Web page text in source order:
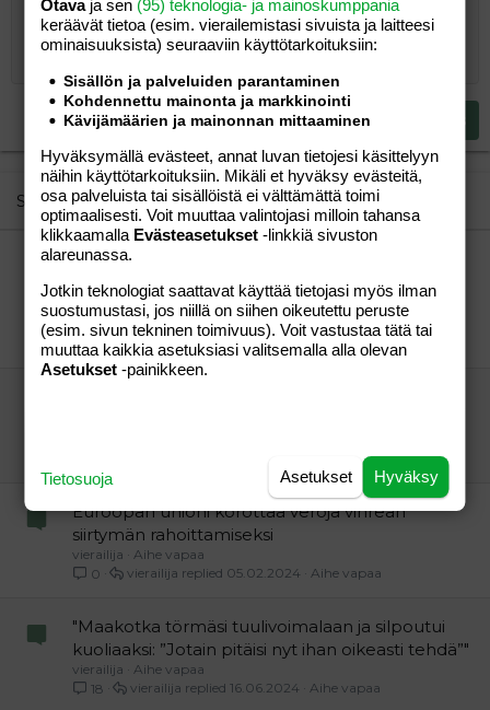
Suurenna sisennystä
Pienennä sisennystä
10
15
18
22
26
Book Antiqua
Georgia
Tahoma
Times New Roman
Trebuchet MS
Verdana
Keskitä
Tasaa oikealle
Justify text
Heading 1
Heading 2
Heading 3
Poista luonnos
Lähetä vastaus
Similar threads
"HS Siuntiossa|Brittiyhtiö suunnittelee
aurinkopaneelikenttää valtakunnallisesti
arvokkaalle maisema-alueelle."
vierailija Aihe vapaa
0
Aihe vapaa
01.02.2025
vierailija
Aihe vapaa
Euroopan unioni korottaa veroja vihreän
siirtymän rahoittamiseksi
vierailija
Aihe vapaa
0
Aihe vapaa
05.02.2024
vierailija
"Maakotka törmäsi tuulivoimalaan ja silpoutui
kuoliaaksi: ”Jotain pitäisi nyt ihan oikeasti tehdä”"
vierailija
Aihe vapaa
18
Aihe vapaa
16.06.2024
vierailija
Otavaja sen (95) teknologia- ja mainoskumppania
keräävät tietoa (esim. vierailemis­tasi sivuista ja laitteesi
ominaisuuk­sista) seuraaviin käyttötarkoituksiin:
Sisällön ja palveluiden parantaminen
Kohdennettu mainonta ja markkinointi
Kävijämäärien ja mainonnan mittaaminen
Hyväksymällä evästeet, annat luvan tietojesi käsittelyyn
näihin käyttötarkoituksiin. Mikäli et hyväksy evästeitä,
osa palveluista tai sisällöistä ei välttämättä toimi
optimaalisesti. Voit muuttaa valintojasi milloin tahansa
klikkaamalla Evästeasetukset -linkkiä sivuston
alareunassa.
Jotkin teknologiat saattavat käyttää tietojasi myös ilman
suostumustasi, jos niillä on siihen oikeutettu peruste
(esim. sivun tekninen toimivuus). Voit vastustaa tätä tai
muuttaa kaikkia asetuksiasi valitsemalla alla olevan
Asetukset -painikkeen.
Hyväksy
Asetukset
Tietosuoja